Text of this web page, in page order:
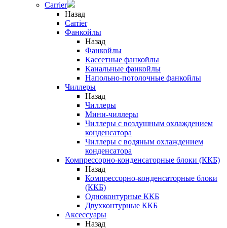
Carrier
Назад
Carrier
Фанкойлы
Назад
Фанкойлы
Кассетные фанкойлы
Канальные фанкойлы
Напольно-потолочные фанкойлы
Чиллеры
Назад
Чиллеры
Мини-чиллеры
Чиллеры с воздушным охлаждением
конденсатора
Чиллеры с водяным охлаждением
конденсатора
Компрессорно-конденсаторные блоки (ККБ)
Назад
Компрессорно-конденсаторные блоки
(ККБ)
Одноконтурные ККБ
Двухконтурные ККБ
Аксессуары
Назад